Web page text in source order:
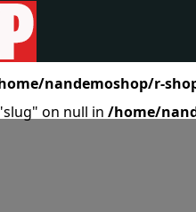
nandemoshop/r-
on null in /home/